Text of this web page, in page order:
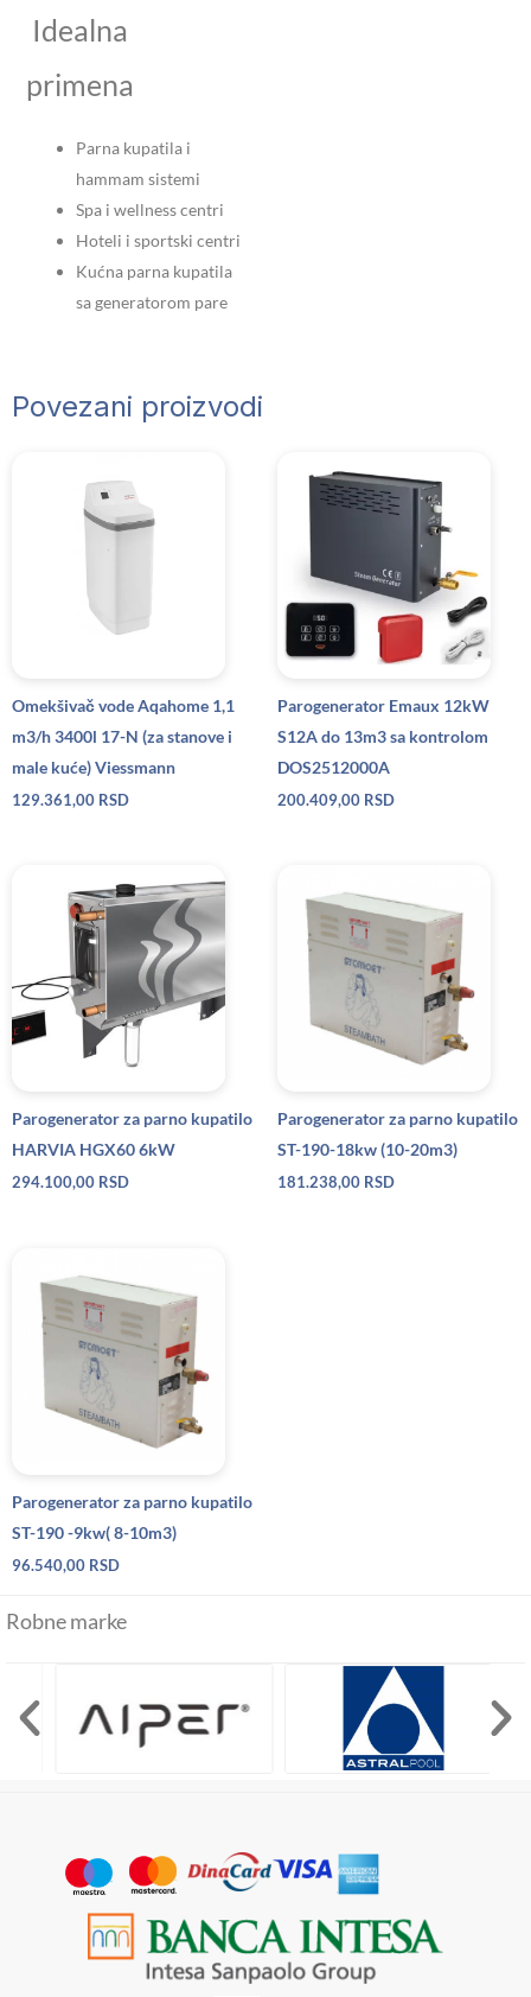
Idealna
primena
Parna kupatila i
hammam sistemi
Spa i wellness centri
Hoteli i sportski centri
Kućna parna kupatila
sa generatorom pare
Povezani proizvodi
Omekšivač vode Aqahome 1,1
m3/h 3400l 17-N (za stanove i
male kuće) Viessmann
129.361,00 RSD
Parogenerator Emaux 12kW
S12A do 13m3 sa kontrolom
DOS2512000A
200.409,00 RSD
Parogenerator za parno kupatilo
HARVIA HGX60 6kW
294.100,00 RSD
Parogenerator za parno kupatilo
ST-190-18kw (10-20m3)
181.238,00 RSD
Parogenerator za parno kupatilo
ST-190 -9kw( 8-10m3)
96.540,00 RSD
Robne marke